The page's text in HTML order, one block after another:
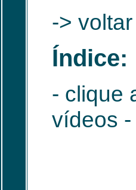
->
Índice:
- clique
vídeos -